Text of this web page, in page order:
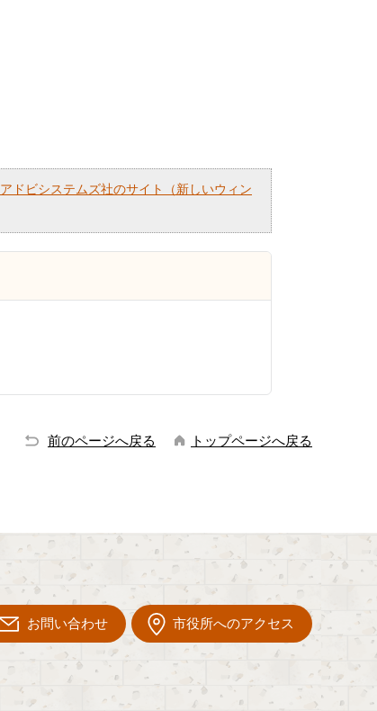
アドビシステムズ社のサイト（新しいウィン
前のページへ戻る トップページへ戻る
お問い合わせ 市役所へのアクセス